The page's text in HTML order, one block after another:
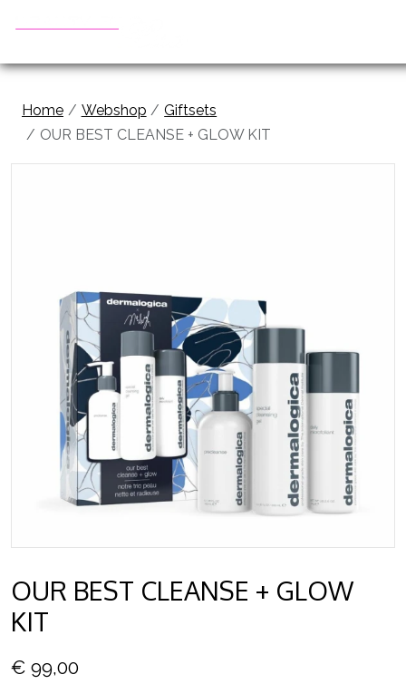
Home Webshop
Giftsets
OUR BEST CLEANSE + GLOW KIT
OUR BEST CLEANSE + GLOW
KIT
€ 99,00